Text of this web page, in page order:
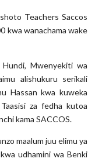
TVLA KWA
- Aug 06 2026
WAIMARISHA
WAKUU WA VYUO
Teachers Saccos
kwa wanachama wake
Hundi, Mwenyekiti wa
alishukuru serikali
Hassan kwa kuweka
za fedha kutoa
kama SACCOS.
maalum juu elimu ya
udhamini wa Benki